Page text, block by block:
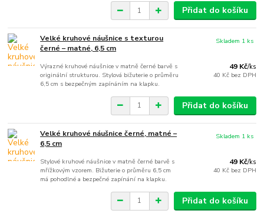
Přidat do košíku
Velké kruhové náušnice s texturou
černé – matné, 6,5 cm
Výrazné kruhové náušnice v matně černé barvě s
originální strukturou. Stylová bižuterie o průměru
6,5 cm s bezpečným zapínáním na klapku.
49 Kč/ks
40 Kč bez DPH
Skladem 1 ks
Přidat do košíku
Velké kruhové náušnice černé, matné –
6,5 cm
Stylové kruhové náušnice v matně černé barvě s
mřížkovým vzorem. Bižuterie o průměru 6,5 cm
má pohodlné a bezpečné zapínání na klapku.
49 Kč/ks
40 Kč bez DPH
Skladem 1 ks
Přidat do košíku